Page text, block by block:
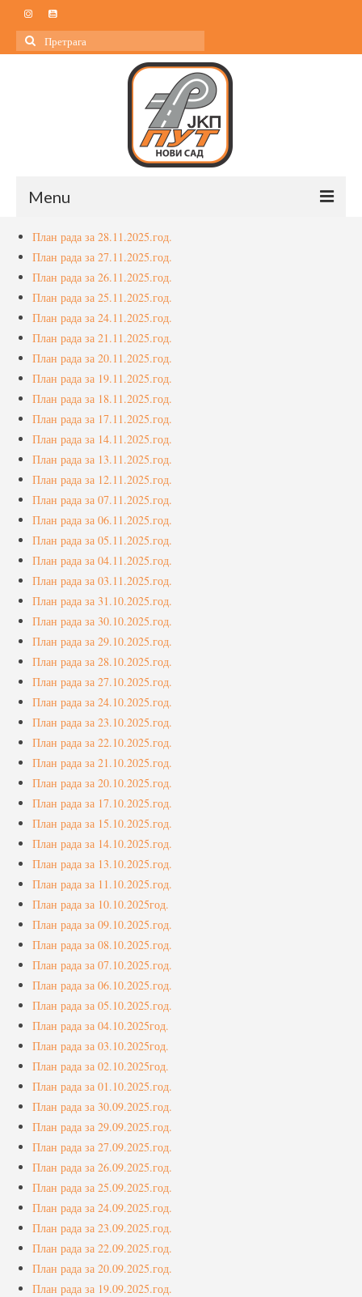
Search
for:
Menu
Почетна
О нама
О нама
Управа
Услуге
Вести
Јавне набавке
Отворени поступак
Рестриктивни поступак
Квалификациони поступак
Преговарачки поступак
Поступак јавне набавке мале вредности
Набавке на које се закон о јавној набавци не
примењује
Документа
Галерија
Фото галерија
Видео галерија
Контакт
План рада за 28.11.2025.год.
План рада за 27.11.2025.год.
План рада за 26.11.2025.год.
План рада за 25.11.2025.год.
План рада за 24.11.2025.год.
План рада за 21.11.2025.год.
План рада за 20.11.2025.год.
План рада за 19.11.2025.год.
План рада за 18.11.2025.год.
План рада за 17.11.2025.год.
План рада за 14.11.2025.год.
План рада за 13.11.2025.год.
План рада за 12.11.2025.год.
План рада за 07.11.2025.год.
План рада за 06.11.2025.год.
План рада за 05.11.2025.год.
План рада за 04.11.2025.год.
План рада за 03.11.2025.год.
План рада за 31.10.2025.год.
План рада за 30.10.2025.год.
План рада за 29.10.2025.год.
План рада за 28.10.2025.год.
План рада за 27.10.2025.год.
План рада за 24.10.2025.год.
План рада за 23.10.2025.год.
План рада за 22.10.2025.год.
План рада за 21.10.2025.год.
План рада за 20.10.2025.год.
План рада за 17.10.2025.год.
План рада за 15.10.2025.год.
План рада за 14.10.2025.год.
План рада за 13.10.2025.год.
План рада за 11.10.2025.год.
План рада за 10.10.2025год.
План рада за 09.10.2025.год.
План рада за 08.10.2025.год.
План рада за 07.10.2025.год.
План рада за 06.10.2025.год.
План рада за 05.10.2025.год.
План рада за 04.10.2025год.
План рада за 03.10.2025год.
План рада за 02.10.2025год.
План рада за 01.10.2025.год.
План рада за 30.09.2025.год.
План рада за 29.09.2025.год.
План рада за 27.09.2025.год.
План рада за 26.09.2025.год.
План рада за 25.09.2025.год.
План рада за 24.09.2025.год.
План рада за 23.09.2025.год.
План рада за 22.09.2025.год.
План рада за 20.09.2025.год.
План рада за 19.09.2025.год.